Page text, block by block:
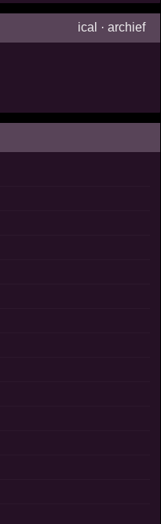
ical · archief